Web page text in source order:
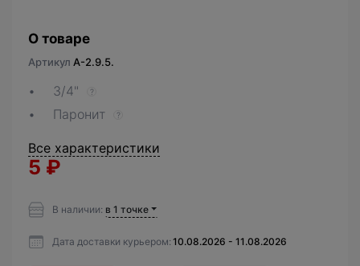
О товаре
Артикул A-2.9.5.
3/4" ?
Паронит ?
Все характеристики
5 ₽
В наличии: в 1 точке
Дата доставки курьером: 10.08.2026 - 11.08.2026